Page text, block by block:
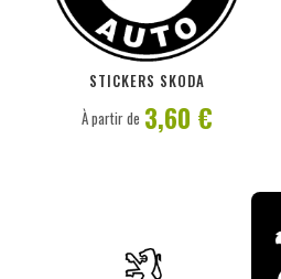
STICKERS SKODA
PERSONNALISER
À partir de 3,60 €